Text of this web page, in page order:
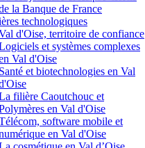
la Banque de France
technologiques
d'Oise, territoire de confiance
et systèmes complexes
Val d'Oise
Santé et biotechnologies en Val
filière Caoutchouc et
en Val d'Oise
software mobile et
en Val d'Oise